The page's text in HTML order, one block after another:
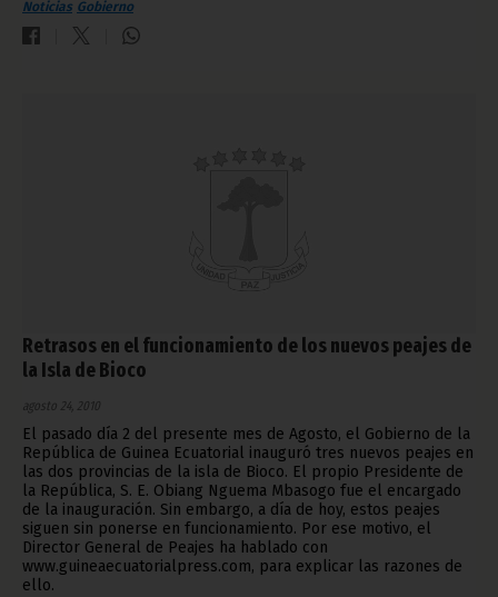
Noticias Gobierno
Retrasos en el funcionamiento de los nuevos peajes de
la Isla de Bioco
agosto 24, 2010
El pasado día 2 del presente mes de Agosto, el Gobierno de la
República de Guinea Ecuatorial inauguró tres nuevos peajes en
las dos provincias de la isla de Bioco. El propio Presidente de
la República, S. E. Obiang Nguema Mbasogo fue el encargado
de la inauguración. Sin embargo, a día de hoy, estos peajes
siguen sin ponerse en funcionamiento. Por ese motivo, el
Director General de Peajes ha hablado con
www.guineaecuatorialpress.com, para explicar las razones de
ello.